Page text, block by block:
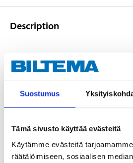
Suostumus
Tämä sivusto käyttää evästeitä
Käytämme evästeitä
räätälöimiseen, sosiaalisen
Description
Fits Biltema wooden shaft Ø 22
Technical specifications
Length
24